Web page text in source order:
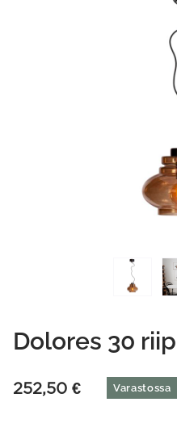
Dolores 30
252,50 € Varastossa